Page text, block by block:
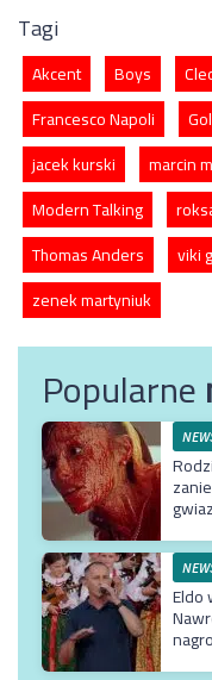
Tagi
Akcent Boys
Francesco Napoli
jacek kurski
marcin
Modern Talking
Thomas Anders
viki
zenek martyniuk
Popularne
Eldo